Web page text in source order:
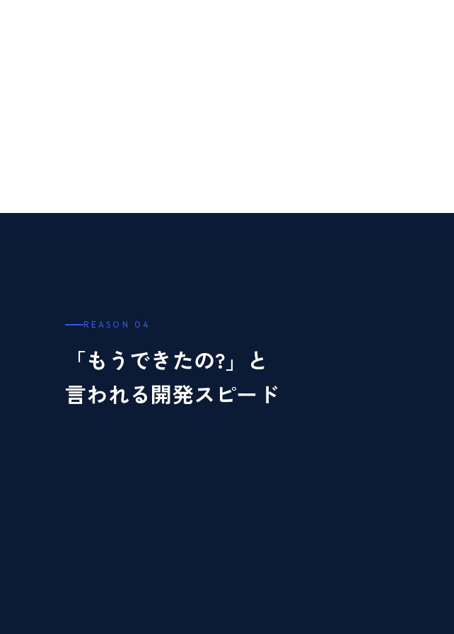
REASON 04
「もうできたの?」と
言われる開発スピード